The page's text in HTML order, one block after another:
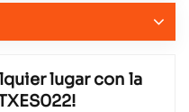
lugar con la